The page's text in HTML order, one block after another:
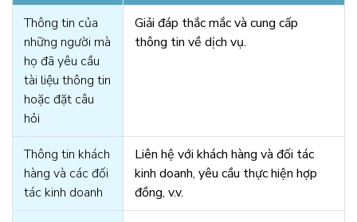
Thông tin của
những người mà
họ đã yêu cầu
tài liệu thông tin
hoặc đặt câu
hỏi
Giải đáp thắc mắc và cung cấp
thông tin về dịch vụ.
Thông tin khách
hàng và các đối
tác kinh doanh
Liên hệ với khách hàng và đối tác
kinh doanh, yêu cầu thực hiện hợp
đồng, v.v.